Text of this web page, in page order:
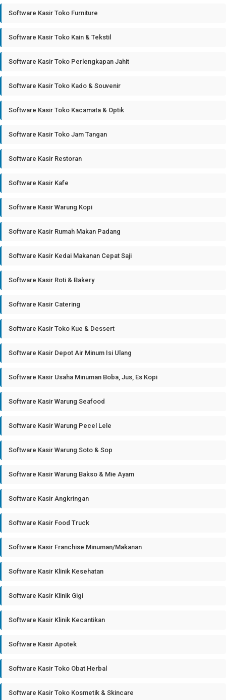
Software Kasir Toko Furniture
Software Kasir Toko Kain & Tekstil
Software Kasir Toko Perlengkapan Jahit
Software Kasir Toko Kado & Souvenir
Software Kasir Toko Kacamata & Optik
Software Kasir Toko Jam Tangan
Software Kasir Restoran
Software Kasir Kafe
Software Kasir Warung Kopi
Software Kasir Rumah Makan Padang
Software Kasir Kedai Makanan Cepat Saji
Software Kasir Roti & Bakery
Software Kasir Catering
Software Kasir Toko Kue & Dessert
Software Kasir Depot Air Minum Isi Ulang
Software Kasir Usaha Minuman Boba, Jus, Es Kopi
Software Kasir Warung Seafood
Software Kasir Warung Pecel Lele
Software Kasir Warung Soto & Sop
Software Kasir Warung Bakso & Mie Ayam
Software Kasir Angkringan
Software Kasir Food Truck
Software Kasir Franchise Minuman/Makanan
Software Kasir Klinik Kesehatan
Software Kasir Klinik Gigi
Software Kasir Klinik Kecantikan
Software Kasir Apotek
Software Kasir Toko Obat Herbal
Software Kasir Toko Kosmetik & Skincare